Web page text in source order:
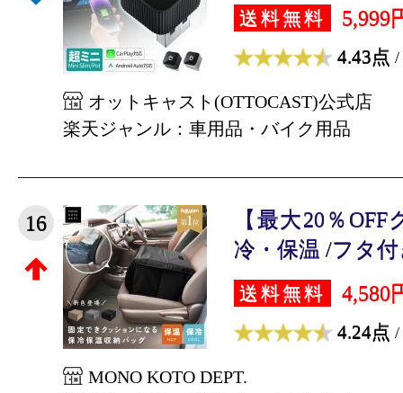
送料無料 5,999
4.43点 /
オットキャスト(OTTOCAST)公式店
楽天ジャンル：車用品・バイク用品
16
【最大20％
冷・保温 /フタ
送料無料 4,580
4.24点 /
MONO KOTO DEPT.